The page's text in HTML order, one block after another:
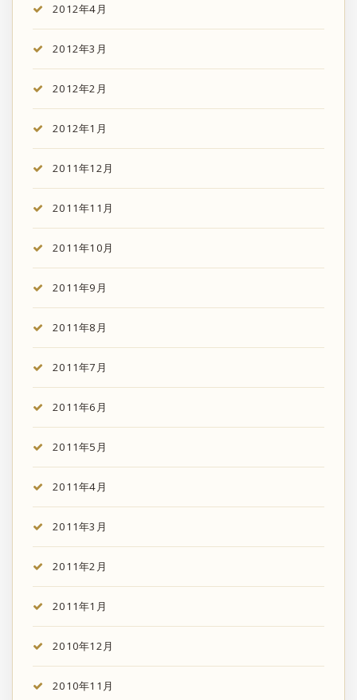
2012年4月
2012年3月
2012年2月
2012年1月
2011年12月
2011年11月
2011年10月
2011年9月
2011年8月
2011年7月
2011年6月
2011年5月
2011年4月
2011年3月
2011年2月
2011年1月
2010年12月
2010年11月